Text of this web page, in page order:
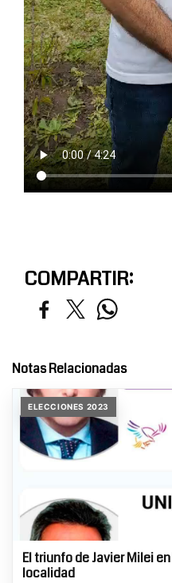
COMPARTIR:
Notas Relacionadas
ELECCIONES 2023
El triunfo de Javier Milei
localidad